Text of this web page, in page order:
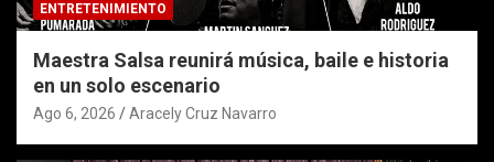
ENTRETENIMIENTO
Maestra Salsa reunirá música, baile e historia
en un solo escenario
Ago 6, 2026 Aracely Cruz Navarro